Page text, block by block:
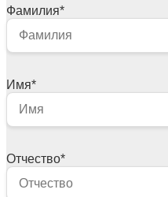
Фамилия*
Имя*
Отчество*